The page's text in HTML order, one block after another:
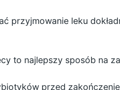
przyjmowanie leku
to najlepszy sposób na
przed